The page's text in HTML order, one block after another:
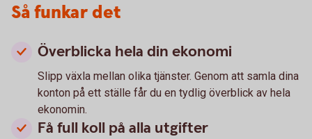
Så funkar det
Överblicka hela din ekonomi
Slipp växla mellan olika tjänster. Genom att samla dina
konton på ett ställe får du en tydlig överblick av hela
ekonomin.
Få full koll på alla utgifter